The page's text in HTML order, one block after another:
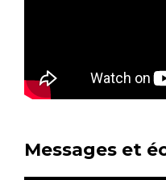
Messages et